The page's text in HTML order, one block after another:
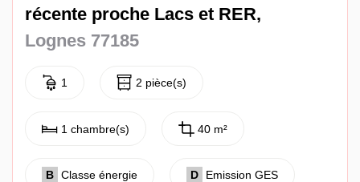
récente proche Lacs et RER,
Lognes 77185
1 2 pièce(s)
1 chambre(s) 40 m²
B Classe énergie D Emission GES